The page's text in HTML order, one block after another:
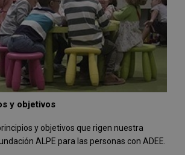
y objetivos
y objetivos que rigen nuestra
ALPE para las personas con ADEE.